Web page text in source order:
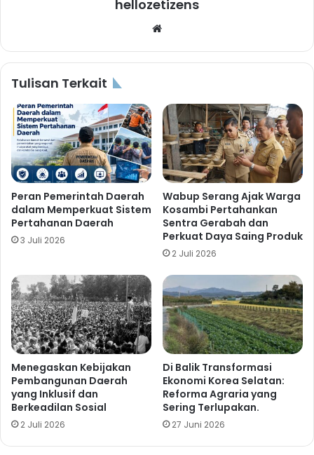
hellozetizens
Tulisan Terkait
Peran Pemerintah Daerah
dalam Memperkuat Sistem
Pertahanan Daerah
3 Juli 2026
Wabup Serang Ajak Warga
Kosambi Pertahankan
Sentra Gerabah dan
Perkuat Daya Saing Produk
2 Juli 2026
Menegaskan Kebijakan
Pembangunan Daerah
yang Inklusif dan
Berkeadilan Sosial
2 Juli 2026
Di Balik Transformasi
Ekonomi Korea Selatan:
Reforma Agraria yang
Sering Terlupakan.
27 Juni 2026